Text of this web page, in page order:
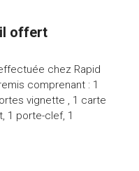
offert
chez Rapid
comprenant : 1
vignette , 1 carte
1 porte-clef, 1